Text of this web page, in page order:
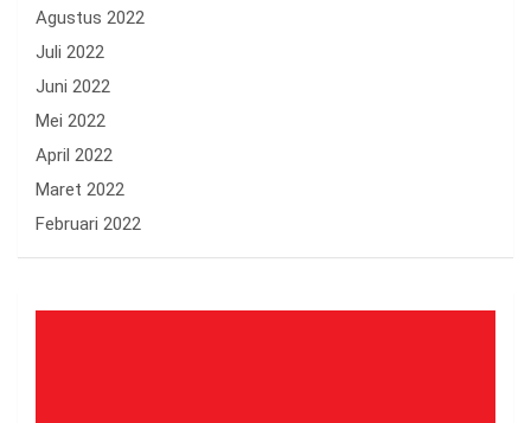
Agustus 2022
Juli 2022
Juni 2022
Mei 2022
April 2022
Maret 2022
Februari 2022